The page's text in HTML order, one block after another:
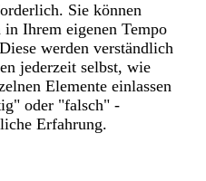
Sie können
Ihrem eigenen Tempo
werden verständlich
jederzeit selbst, wie
Elemente einlassen
oder "falsch" -
Erfahrung.